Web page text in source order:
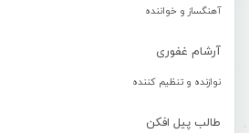
آهنگساز و خواننده
آرشام غفوری
نوازنده و تنظیم کننده
طالب پیل افکن